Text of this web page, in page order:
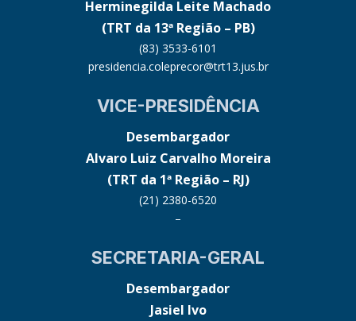
Herminegilda Leite Machado
(TRT da 13ª Região – PB)
(83) 3533-6101
presidencia.coleprecor@trt13.jus.br
VICE-PRESIDÊNCIA
Desembargador
Alvaro Luiz Carvalho Moreira
(TRT da 1ª Região – RJ)
(21) 2380-6520
–
SECRETARIA-GERAL
Desembargador
Jasiel Ivo